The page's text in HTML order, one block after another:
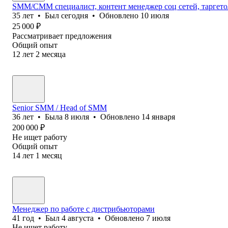
SMM/СММ специалист, контент менеджер соц сетей,
35 лет • Был сегодня • Обновлено 10 июля
25 000 ₽
Рассматривает предложения
Общий опыт
12 лет 2 месяца
Senior SMM / Head of SMM
36 лет • Была 8 июля • Обновлено 14 января
200 000 ₽
Не ищет работу
Общий опыт
14 лет 1 месяц
Менеджер по работе с дистрибьюторами
41 год • Был 4 августа • Обновлено 7 июля